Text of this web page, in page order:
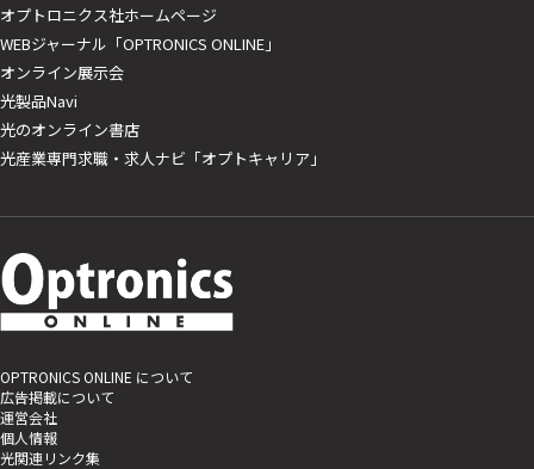
オプトロニクス社ホームページ
WEBジャーナル「OPTRONICS ONLINE」
オンライン展示会
光製品Navi
光のオンライン書店
光産業専門求職・求人ナビ「オプトキャリア」
OPTRONICS ONLINE について
広告掲載について
運営会社
個人情報
光関連リンク集